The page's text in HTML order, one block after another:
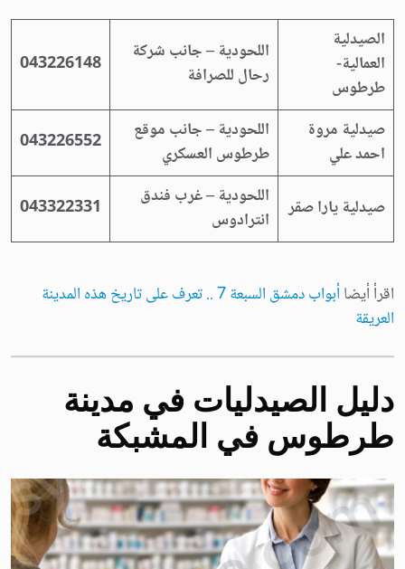
الصيدلية
العمالية-
طرطوس
اللحودية – جانب شركة
رحال للصرافة
043226148
صيدلية مروة
احمد علي
اللحودية – جانب موقع
طرطوس العسكري
043226552
صيدلية يارا صقر
اللحودية – غرب فندق
انترادوس
043322331
اقرأ أيضا
أبواب دمشق السبعة 7 .. تعرف على تاريخ هذه المدينة
العريقة
دليل الصيدليات في مدينة
طرطوس في المشبكة